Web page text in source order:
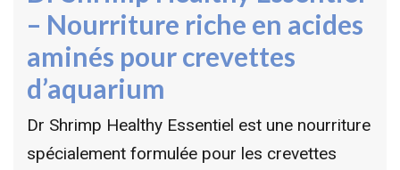
– Nourriture riche en acides
aminés pour crevettes
d’aquarium
Dr Shrimp Healthy Essentiel est une nourriture
spécialement formulée pour les crevettes